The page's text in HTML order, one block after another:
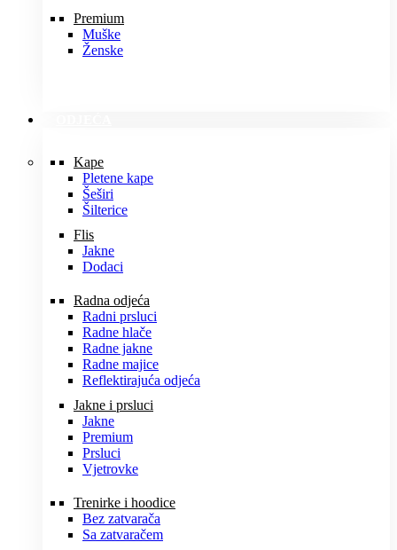
Premium
Muške
Ženske
Kape
Pletene kape
Šeširi
Šilterice
Flis
Jakne
Dodaci
Radna odjeća
Radni prsluci
Radne hlače
Radne jakne
Radne majice
Reflektirajuća odjeća
Jakne i prsluci
Jakne
Premium
Prsluci
Vjetrovke
Trenirke i hoodice
Bez zatvarača
Sa zatvaračem